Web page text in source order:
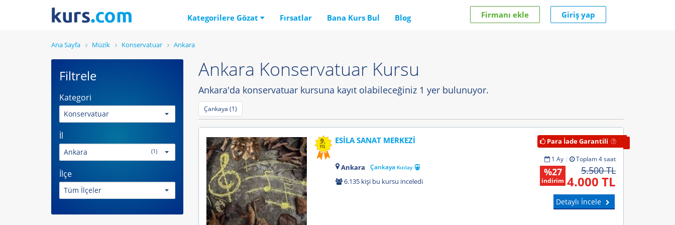
Kategorilere Gözat Fırsatlar Bana Kurs Bul Blog Giriş yap
Firmanı ekle
Ana Sayfa Müzik Konservatuar Ankara
Ankara Konservatuar Kursu
Ankara'da konservatuar kursuna kayıt olabileceğiniz 1 yer bulunuyor.
Çankaya (1)
9.
YIL
ESİLA SANAT MERKEZİ
Ankara Çankaya Kızılay
6.135 kişi bu kursu inceledi
Para İade Garantili
1 Ay Toplam 4 saat
5.500 TL
4.000 TL
%27
indirim
Detaylı İncele
Filtrele
Kategori
Konservatuar
İl
Ankara (1)
İlçe
Tüm İlçeler